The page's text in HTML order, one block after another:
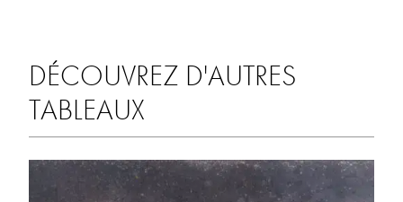
DÉCOUVREZ D'AUTRES
TABLEAUX